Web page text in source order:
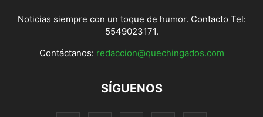
Noticias siempre con un toque de humor. Contacto Tel:
5549023171.
Contáctanos: redaccion@quechingados.com
SÍGUENOS